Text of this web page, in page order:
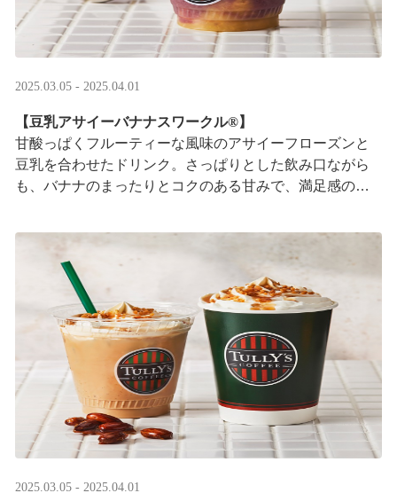
2025.03.05 - 2025.04.01
【豆乳アサイーバナナスワークル®】
甘酸っぱくフルーティーな風味のアサイーフローズンと
豆乳を合わせたドリンク。さっぱりとした飲み口ながら
も、バナナのまったりとコクのある甘みで、満足感のあ
2025.03.05 - 2025.04.01